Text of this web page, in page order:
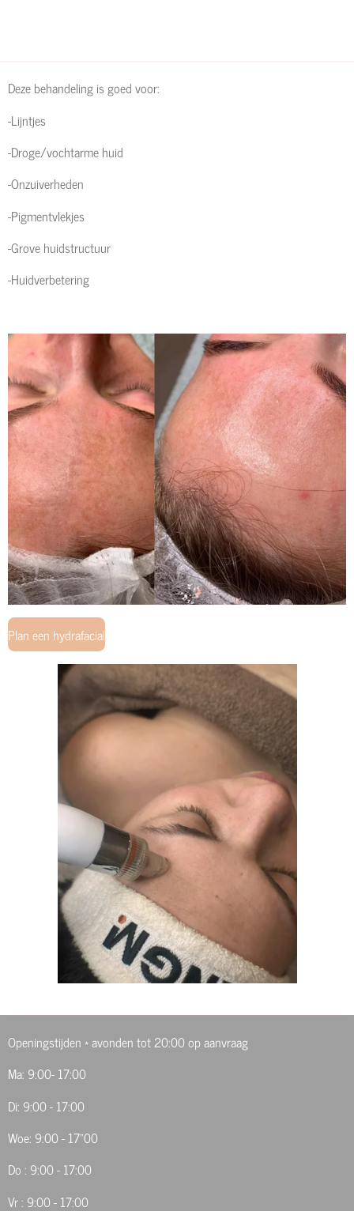
Deze behandeling is goed voor:
-Lijntjes
-Droge/vochtarme huid
-Onzuiverheden
-Pigmentvlekjes
-Grove huidstructuur
-Huidverbetering
Plan een hydrafacial
Openingstijden * avonden tot 20:00 op aanvraag
Ma: 9:00- 17:00
Di: 9:00 - 17:00
Woe: 9:00 - 17"00
Do : 9:00 - 17:00
Vr : 9:00 - 17:00